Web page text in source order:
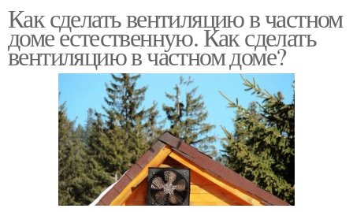
Как сделать вентиляцию в частном
доме естественную. Как сделать
вентиляцию в частном доме?